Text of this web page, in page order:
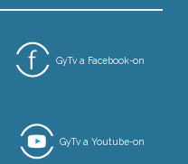
GyTv a Facebook-on
GyTv a Youtube-on